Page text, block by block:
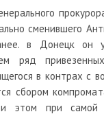
сменившего
в Донецк он
ряд
в контрах с
сбором
этом при самой